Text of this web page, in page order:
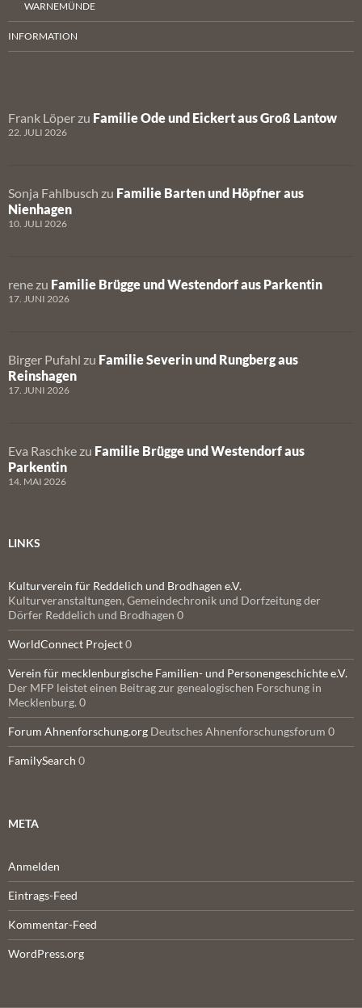
WARNEMÜNDE
INFORMATION
Frank Löper zu Familie Ode und Eickert aus Groß Lantow
22. JULI 2026
Sonja Fahlbusch zu Familie Barten und Höpfner aus
Nienhagen
10. JULI 2026
rene zu Familie Brügge und Westendorf aus Parkentin
17. JUNI 2026
Birger Pufahl zu Familie Severin und Rungberg aus
Reinshagen
17. JUNI 2026
Eva Raschke zu Familie Brügge und Westendorf aus
Parkentin
14. MAI 2026
LINKS
Kulturverein für Reddelich und Brodhagen e.V.
Kulturveranstaltungen, Gemeindechronik und Dorfzeitung der
Dörfer Reddelich und Brodhagen 0
WorldConnect Project0
Verein für mecklenburgische Familien- und Personengeschichte e.V.
Der MFP leistet einen Beitrag zur genealogischen Forschung in
Mecklenburg. 0
Forum Ahnenforschung.org Deutsches Ahnenforschungsforum 0
FamilySearch 0
META
Anmelden
Eintrags-Feed
Kommentar-Feed
WordPress.org